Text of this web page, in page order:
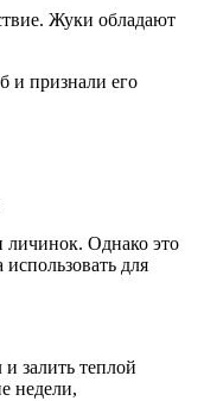
Жуки обладают
и признали его
личинок. Однако это
для
залить теплой
недели,